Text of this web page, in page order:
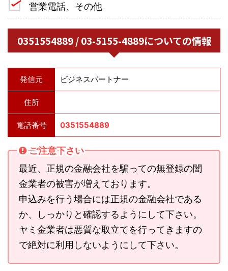
営業電話、その他
0351554889 / 03-5155-4889についての情報
発信元 ビジネスパートナー
住所
電話番号 0351554889
ご注意下さい
最近、正規の金融会社を騙っての無登録の闇
金業者の被害が増えております。
申込みを行う場合には正規の金融会社である
か、しっかりと確認するようにして下さい。
ヤミ金業者は悪質な取立てを行ってきますの
で絶対に利用しないようにして下さい。